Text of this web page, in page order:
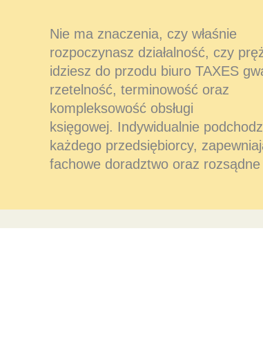
Nie ma znaczenia, czy właśnie
rozpoczynasz działalność, czy
idziesz do przodu biuro TAXES
rzetelność, terminowość oraz
kompleksowość obsługi
księgowej. Indywidualnie
każdego przedsiębiorcy,
fachowe doradztwo oraz rozsądne